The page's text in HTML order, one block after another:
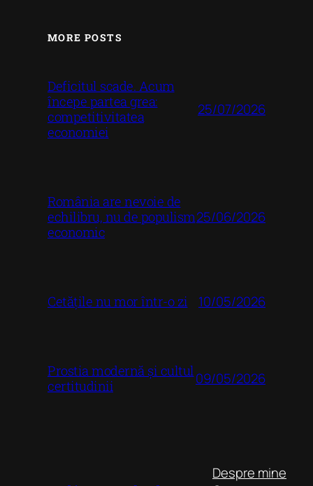
MORE POSTS
Deficitul scade. Acum
începe partea grea:
competitivitatea
economiei
25/07/2026
România are nevoie de
echilibru, nu de populism
economic
25/06/2026
Cetățile nu mor într-o zi 10/05/2026
Prostia modernă și cultul
certitudinii
09/05/2026
Despre mine